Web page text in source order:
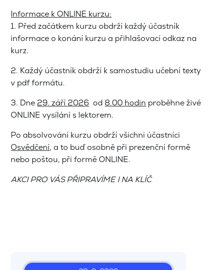
Informace k ONLINE kurzu:
1. Před začátkem kurzu obdrží každý účastník
informace o konání kurzu a přihlašovací odkaz na
kurz.
2. Každý účastník obdrží k samostudiu učební texty
v pdf formátu.
3. Dne 29. září 2026 od 8.00 hodin proběhne živé
ONLINE vysílání s lektorem.
Po absolvování kurzu obdrží všichni účastníci
Osvědčení, a to buď osobně při prezenční formě
nebo poštou, při formě ONLINE.
AKCI PRO VÁS PŘIPRAVÍME I NA KLÍČ